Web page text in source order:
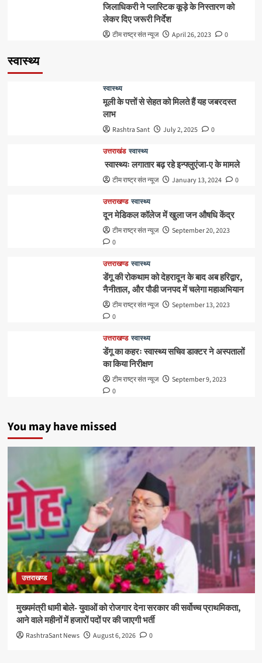
जिलाधिकरी ने प्लास्टिक कूड़े के निस्तारण को
लेकर दिए जरूरी निर्देश
टीम राष्ट्र संत न्यूज April 26, 2023 0
स्वास्थ्य
स्वास्थ्य
मूली के पत्तों से सेहत को मिलते हैं यह जबरदस्त
लाभ
Rashtra Sant July 2, 2025 0
उत्तराखंड स्वास्थ्य
स्वास्थ्यः लगातार बढ़ रहे इन्फ्लुएंजा-ए के मामले
टीम राष्ट्र संत न्यूज January 13, 2024 0
उत्तराखण्ड स्वास्थ्य
दून मेडिकल कॉलेज में खुला जन औषधि केंद्र
टीम राष्ट्र संत न्यूज
September 20, 2023
0
उत्तराखण्ड स्वास्थ्य
डेंगू की रोकथाम को देहरादून के बाद अब हरिद्वार,
नैनीताल, और पौडी जनपद में चलेगा महाअभियान
टीम राष्ट्र संत न्यूज
September 13, 2023
0
उत्तराखण्ड स्वास्थ्य
डेंगू का कहरः स्वास्थ्य सचिव डाक्टर ने अस्पतालों
का किया निरीक्षण
टीम राष्ट्र संत न्यूज
September 9, 2023
0
You may have missed
उत्तराखण्ड
मुख्यमंत्री धामी बोले- युवाओं को रोजगार देना सरकार की सर्वोच्च प्राथमिकता,
आने वाले महीनों में हजारों पदों पर की जाएगी भर्ती
RashtraSant News August 6, 2026 0